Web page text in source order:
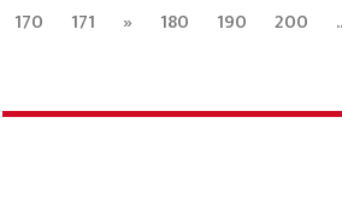
170
171 » 180 190 200